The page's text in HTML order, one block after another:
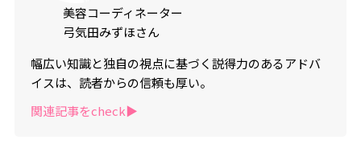
美容コーディネーター
弓気田みずほさん
幅広い知識と独自の視点に基づく説得力のあるアドバ
イスは、読者からの信頼も厚い。
関連記事をcheck▶︎